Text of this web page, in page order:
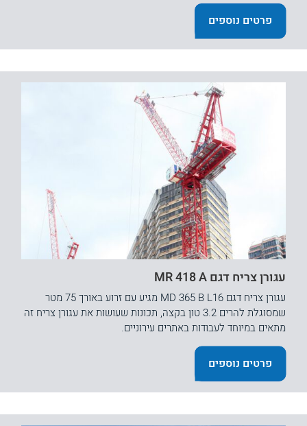
פרטים נוספים
עגורן צריח דגם MR 418 A
עגורן צריח דגם MD 365 B L16 מגיע עם זרוע באורך 75 מטר
שמסוגלת להרים 3.2 טון בקצה, תכונות שעושות את עגורן צריח זה
מתאים במיוחד לעבודות באתרים עירוניים.
פרטים נוספים